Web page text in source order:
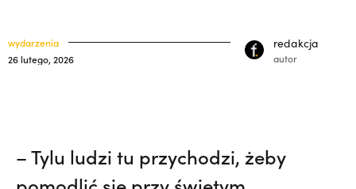
kuria prowincjalna
wydarzenia
26 lutego, 2026
redakcja
autor
– Tylu ludzi tu przychodzi, żeby